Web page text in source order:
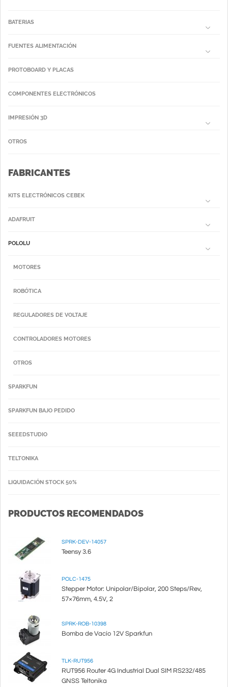
BATERIAS
FUENTES ALIMENTACIÓN
PROTOBOARD Y PLACAS
COMPONENTES ELECTRÓNICOS
IMPRESIÓN 3D
OTROS
FABRICANTES
KITS ELECTRÓNICOS CEBEK
ADAFRUIT
POLOLU
MOTORES
ROBÓTICA
REGULADORES DE VOLTAJE
CONTROLADORES MOTORES
OTROS
SPARKFUN
SPARKFUN BAJO PEDIDO
SEEEDSTUDIO
TELTONIKA
LIQUIDACIÓN STOCK 50%
PRODUCTOS RECOMENDADOS
SPRK-DEV-14057
Teensy 3.6
POLC-1475
Stepper Motor: Unipolar/Bipolar, 200 Steps/Rev,
57×76mm, 4.5V, 2
SPRK-ROB-10398
Bomba de Vacío 12V Sparkfun
TLK-RUT956
RUT956 Router 4G Industrial Dual SIM RS232/485
GNSS Teltonika